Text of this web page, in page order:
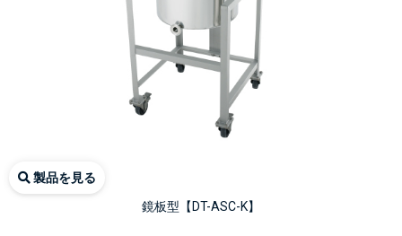
製品を見る
鏡板型【DT-ASC-K】